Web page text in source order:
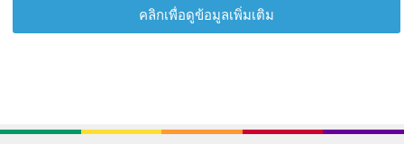
คลิกเพื่อดูข้อมูลเพิ่มเติม